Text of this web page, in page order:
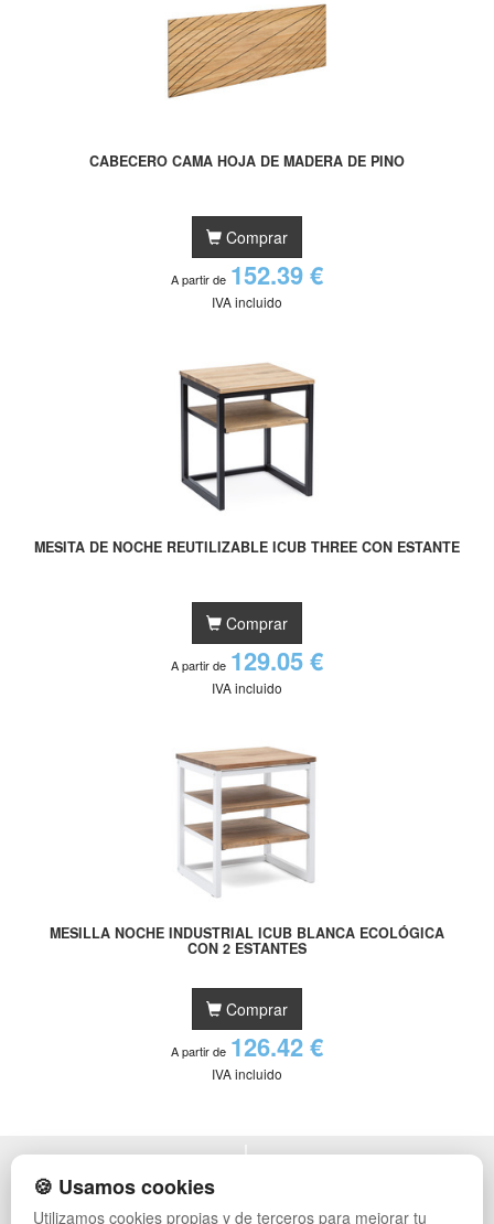
CABECERO CAMA HOJA DE MADERA DE PINO
Comprar
A partir de 152.39 €
IVA incluido
MESITA DE NOCHE REUTILIZABLE ICUB THREE CON ESTANTE
Comprar
A partir de 129.05 €
IVA incluido
MESILLA NOCHE INDUSTRIAL ICUB BLANCA ECOLÓGICA
CON 2 ESTANTES
Comprar
A partir de 126.42 €
IVA incluido
POLÍTICA DE PRIVACIDAD
CONDICIONES DE USO
CAMBIOS Y DEVOLUCIONES
MUEBLES VINTAGE
🍪 Usamos cookies
Utilizamos cookies propias y de terceros para mejorar tu